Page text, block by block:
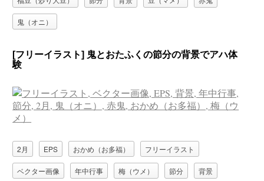
鬼（オニ）
[フリーイラスト] 鬼とおたふくの節分の背景でアハ体
験
2月 EPS おかめ（お多福） フリーイラスト
ベクター画像 年中行事 梅（ウメ） 節分 背景